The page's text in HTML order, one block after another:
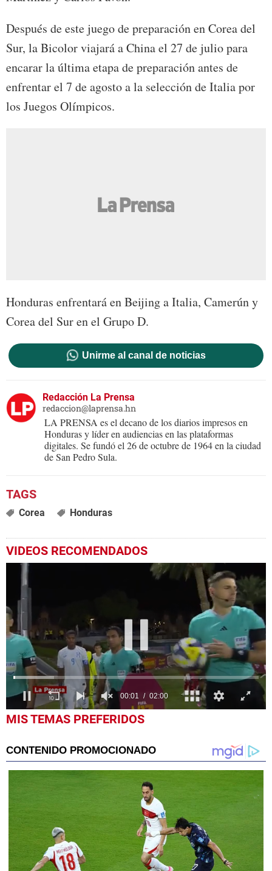
Después de este juego de preparación en Corea del
Sur, la Bicolor viajará a China el 27 de julio para
encarar la última etapa de preparación antes de
enfrentar el 7 de agosto a la selección de Italia por
los Juegos Olímpicos.
Honduras enfrentará en Beijing a Italia, Camerún y
Corea del Sur en el Grupo D.
Unirme al canal de noticias
Redacción La Prensa
redaccion@laprensa.hn
LA PRENSA es el decano de los diarios impresos en
Honduras y líder en audiencias en las plataformas
digitales. Se fundó el 26 de octubre de 1964 en la ciudad
de San Pedro Sula.
Corea Honduras
VIDEOS RECOMENDADOS
0
seconds
minutes,
0
MIS TEMAS PREFERIDOS